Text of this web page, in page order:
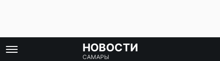
НОВОСТИ
САМАРЫ